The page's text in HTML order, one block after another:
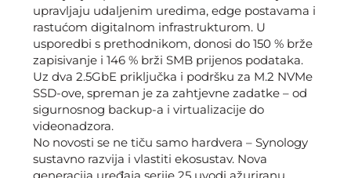
upravljaju udaljenim uredima, edge postavama i
rastućom digitalnom infrastrukturom. U
usporedbi s prethodnikom, donosi do 150 % brže
zapisivanje i 146 % brži SMB prijenos podataka.
Uz dva 2.5GbE priključka i podršku za M.2 NVMe
SSD-ove, spreman je za zahtjevne zadatke – od
sigurnosnog backup-a i virtualizacije do
videonadzora.
No novosti se ne tiču samo hardvera – Synology
sustavno razvija i vlastiti ekosustav. Nova